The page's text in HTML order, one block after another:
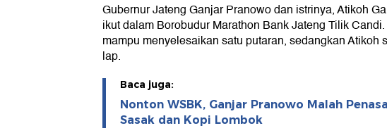
Gubernur Jateng Ganjar Pranowo dan istrinya, Atikoh
ikut dalam Borobudur Marathon Bank Jateng Tilik
mampu menyelesaikan satu putaran, sedangkan Atikoh
lap.
Baca juga:
Nonton WSBK, Ganjar Pranowo Malah
Sasak dan Kopi Lombok